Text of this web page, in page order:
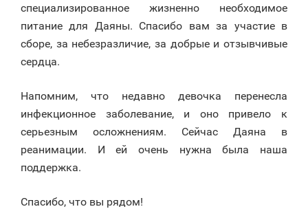
специализированное жизненно необходимое
питание для Даяны. Спасибо вам за участие в
сборе, за небезразличие, за добрые и отзывчивые
сердца.
Напомним, что недавно девочка перенесла
инфекционное заболевание, и оно привело к
серьезным осложнениям. Сейчас Даяна в
реанимации. И ей очень нужна была наша
поддержка.
Спасибо, что вы рядом!